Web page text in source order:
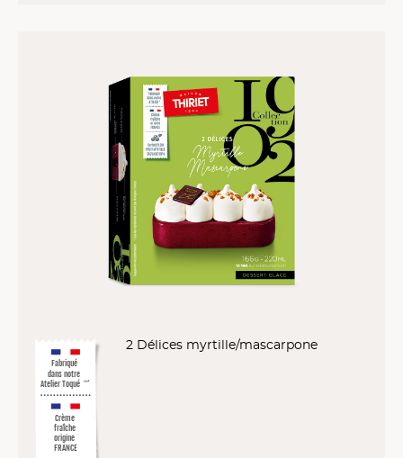
Fabriqué
dans notre
Atelier Toqué ™*
Crème
fraîche
origine
FRANCE
2 Délices myrtille/mascarpone